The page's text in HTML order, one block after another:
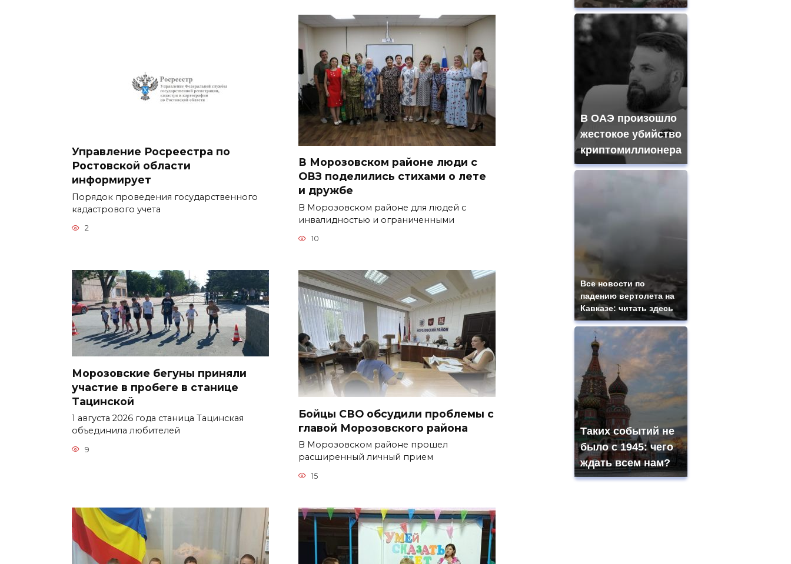
Управление Росреестра по
Ростовской области
информирует
Порядок проведения государственного
кадастрового учета
2
В Морозовском районе люди с
ОВЗ поделились стихами о лете
и дружбе
В Морозовском районе для людей с
инвалидностью и ограниченными
10
Морозовские бегуны приняли
участие в пробеге в станице
Тацинской
1 августа 2026 года станица Тацинская
объединила любителей
9
Бойцы СВО обсудили проблемы с
главой Морозовского района
В Морозовском районе прошел
расширенный личный прием
15
В ОАЭ произошло
жестокое убийство
криптомиллионера
Все новости по
падению вертолета на
Кавказе: читать здесь
Таких событий не
было с 1945: чего
ждать всем нам?